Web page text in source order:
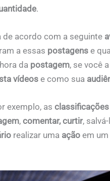
.
de acordo com a seguinte
a essas postagens e
da postagem, se você
vídeos e como sua
exemplo, as
, comentar, curtir,
realizar uma ação em